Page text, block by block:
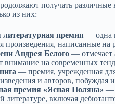
получать
из них:
литературная премия — одна
произведения, написанные на
Андрея Белого — отмечает
внимание на современных
— премия, учрежденная
и авторов, побуждая
премия «Ясная Поляна» —
литературе, включая